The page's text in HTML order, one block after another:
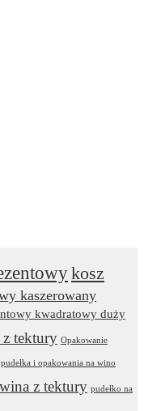
kosz
kaszerowany
kwadratowy duży
tektury Opakowanie
pudełka i opakowania na wino
z tektury pudełko na